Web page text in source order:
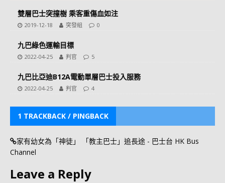
雙層巴士突撞樹 乘客重傷血如注
2019-12-18 突發組 0
九巴綠色運輸目標
2022-04-25 判官 5
九巴比亞迪B12A電動單層巴士投入服務
2022-04-25 判官 4
1 TRACKBACK / PINGBACK
家有幼女為「神徒」 「教主巴士」追長途 - 巴士台 HK Bus
Channel
Leave a Reply